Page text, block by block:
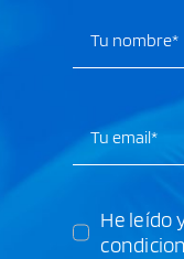
He leído